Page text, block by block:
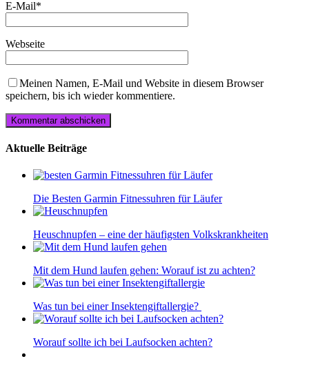
E-Mail*
Webseite
Meinen Namen, E-Mail und Website in diesem Browser
speichern, bis ich wieder kommentiere.
Aktuelle Beiträge
Die Besten Garmin Fitnessuhren für Läufer
Heuschnupfen – eine der häufigsten Volkskrankheiten
Mit dem Hund laufen gehen: Worauf ist zu achten?
Was tun bei einer Insektengiftallergie?
Worauf sollte ich bei Laufsocken achten?